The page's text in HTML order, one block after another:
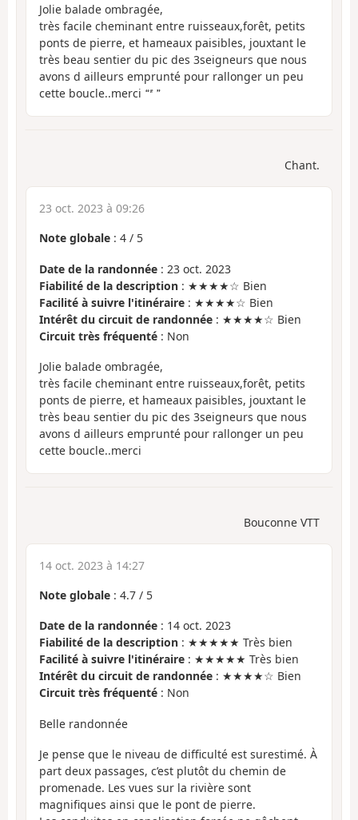
Jolie balade ombragée,
très facile cheminant entre ruisseaux,forêt, petits
ponts de pierre, et hameaux paisibles, jouxtant le
très beau sentier du pic des 3seigneurs que nous
avons d ailleurs emprunté pour rallonger un peu
cette boucle..merci *
Chant.
23 oct. 2023 à 09:26
Note globale : 4 / 5
Date de la randonnée : 23 oct. 2023
Fiabilité de la description : ★★★★☆ Bien
Facilité à suivre l'itinéraire : ★★★★☆ Bien
Intérêt du circuit de randonnée : ★★★★☆ Bien
Circuit très fréquenté : Non
Jolie balade ombragée,
très facile cheminant entre ruisseaux,forêt, petits
ponts de pierre, et hameaux paisibles, jouxtant le
très beau sentier du pic des 3seigneurs que nous
avons d ailleurs emprunté pour rallonger un peu
cette boucle..merci
Bouconne VTT
14 oct. 2023 à 14:27
Note globale : 4.7 / 5
Date de la randonnée : 14 oct. 2023
Fiabilité de la description : ★★★★★ Très bien
Facilité à suivre l'itinéraire : ★★★★★ Très bien
Intérêt du circuit de randonnée : ★★★★☆ Bien
Circuit très fréquenté : Non
Belle randonnée
Je pense que le niveau de difficulté est surestimé. À
part deux passages, c’est plutôt du chemin de
promenade. Les vues sur la rivière sont
magnifiques ainsi que le pont de pierre.